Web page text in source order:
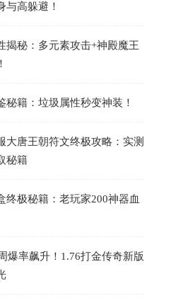
与高躲避！
揭秘：多元素攻击+神殿魔王
秘籍：垃圾属性秒变神装！
大唐王朝符文终极攻略：实测
秘籍
终极秘籍：老玩家200神器血
爆率飙升！1.76打金传奇新版